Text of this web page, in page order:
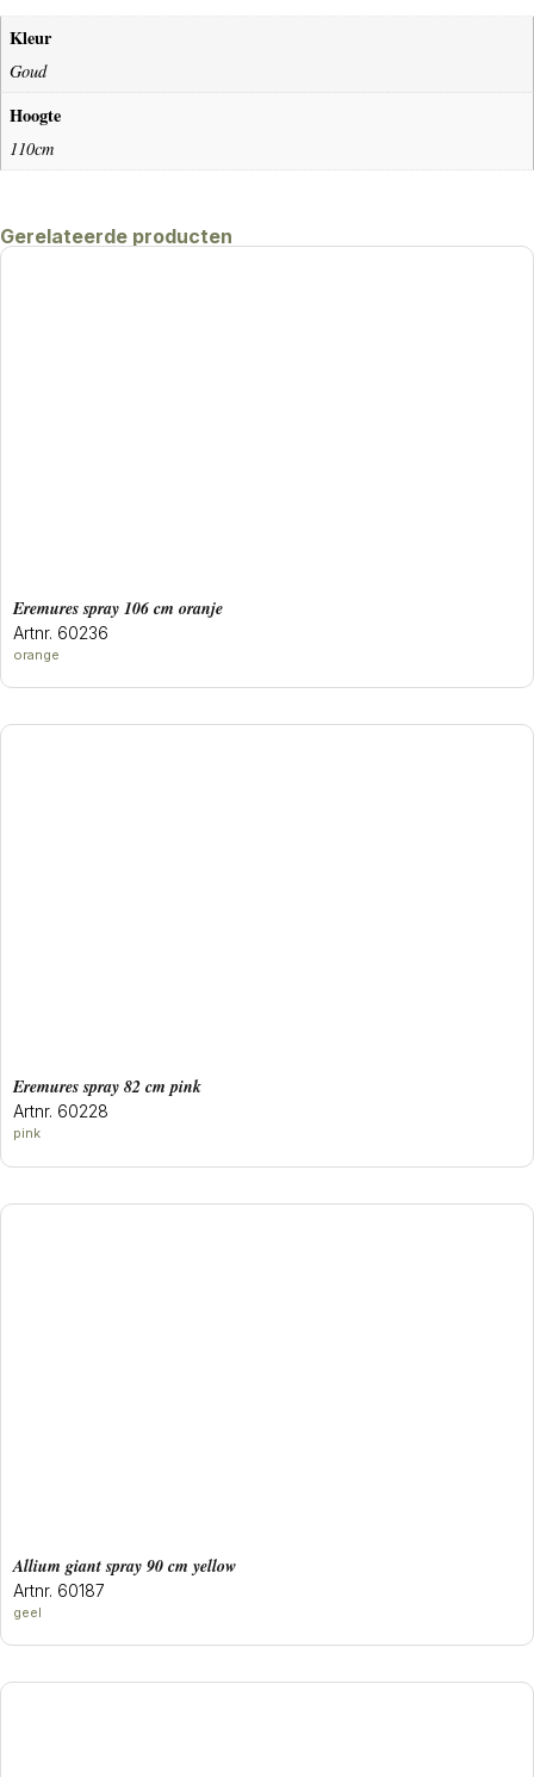
Kleur
Goud
Hoogte
110cm
Gerelateerde producten
eremures spray 106 cm oranje
Artnr. 60236
orange
eremures spray 82 cm pink
Artnr. 60228
pink
allium giant spray 90 cm yellow
Artnr. 60187
geel